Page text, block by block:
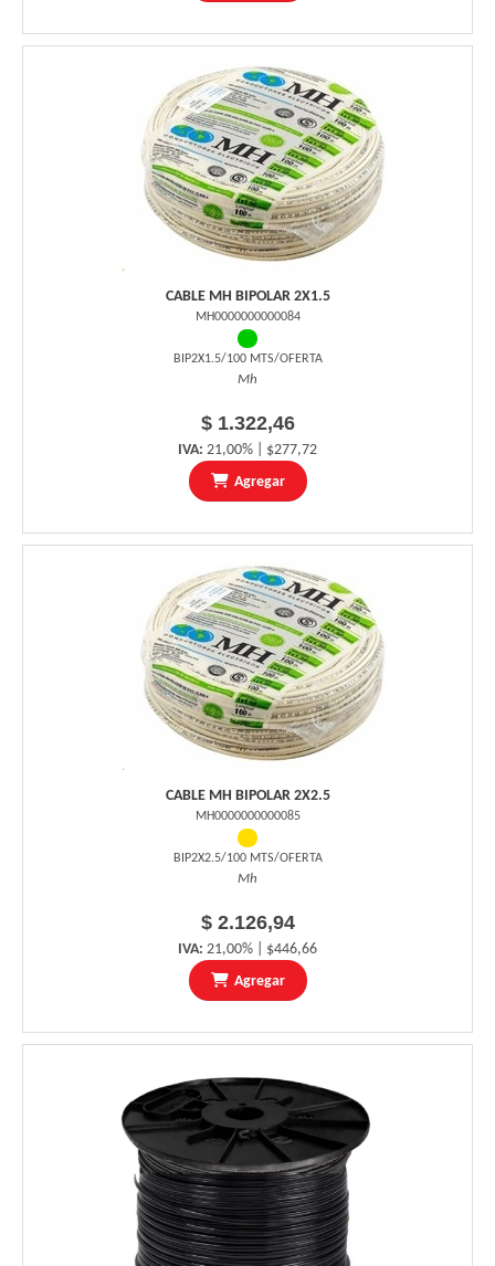
CABLE MH BIPOLAR 2X1.5
MH0000000000084
BIP2X1.5/100 MTS/OFERTA
Mh
$ 1.322,46
IVA: 21,00% | $277,72
Agregar
CABLE MH BIPOLAR 2X2.5
MH0000000000085
BIP2X2.5/100 MTS/OFERTA
Mh
$ 2.126,94
IVA: 21,00% | $446,66
Agregar